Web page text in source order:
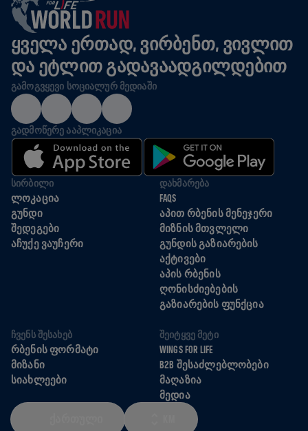
ᲧᲕᲔᲚᲐ ᲔᲠᲗᲐᲓ, ᲕᲘᲠᲑᲔᲜᲗ, ᲕᲘᲕᲚᲘᲗ
ᲓᲐ ᲔᲢᲚᲘᲗ ᲒᲐᲓᲐᲕᲐᲐᲓᲒᲘᲚᲓᲔᲑᲘᲗ
ᲒᲐᲛᲝᲒᲕᲧᲔᲕᲘ ᲡᲝᲪᲘᲐᲚᲣᲠ ᲛᲔᲓᲘᲐᲨᲘ
ᲒᲐᲓᲛᲝᲬᲔᲠᲔ ᲐᲐᲞᲚᲘᲙᲐᲪᲘᲐ
ᲡᲘᲠᲑᲘᲚᲘ
ᲚᲝᲙᲐᲪᲘᲐ
ᲒᲣᲜᲓᲘ
ᲨᲔᲓᲔᲒᲔᲑᲘ
ᲐᲩᲣᲥᲔ ᲕᲐᲣᲩᲔᲠᲘ
ᲓᲐᲮᲛᲐᲠᲔᲑᲐ
FAQS
ᲐᲞᲘᲗ ᲠᲑᲔᲜᲘᲡ ᲛᲔᲜᲔᲯᲔᲠᲘ
ᲛᲘᲖᲜᲘᲡ ᲛᲗᲕᲚᲔᲚᲘ
ᲒᲣᲜᲓᲘᲡ ᲒᲐᲖᲘᲐᲠᲔᲑᲘᲡ
ᲐᲥᲢᲘᲕᲔᲑᲘ
ᲐᲞᲘᲡ ᲠᲑᲔᲜᲘᲡ
ᲦᲝᲜᲘᲡᲫᲘᲔᲑᲔᲑᲘᲡ
ᲒᲐᲖᲘᲐᲠᲔᲑᲘᲡ ᲤᲣᲜᲥᲪᲘᲐ
ᲩᲕᲔᲜᲡ ᲨᲔᲡᲐᲮᲔᲑ
ᲠᲑᲔᲜᲘᲡ ᲤᲝᲠᲛᲐᲢᲘ
ᲛᲘᲖᲐᲜᲘ
ᲡᲘᲐᲮᲚᲔᲔᲑᲘ
ᲨᲔᲘᲢᲧᲕᲔ ᲛᲔᲢᲘ
WINGS FOR LIFE
B2B ᲨᲔᲡᲐᲫᲚᲔᲑᲚᲝᲑᲔᲑᲘ
ᲛᲐᲦᲐᲖᲘᲐ
ᲛᲔᲓᲘᲐ